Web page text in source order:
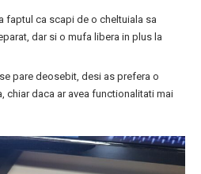
faptul ca scapi de o cheltuiala sa
dar si o mufa libera in plus la
pare deosebit, desi as prefera o
chiar daca ar avea functionalitati mai